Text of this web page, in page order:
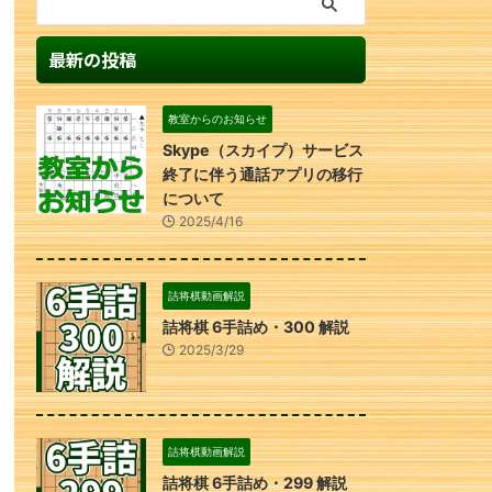
最新の投稿
教室からのお知らせ
Skype（スカイプ）サービス
終了に伴う通話アプリの移行
について
2025/4/16
詰将棋動画解説
詰将棋 6手詰め・300 解説
2025/3/29
詰将棋動画解説
詰将棋 6手詰め・299 解説